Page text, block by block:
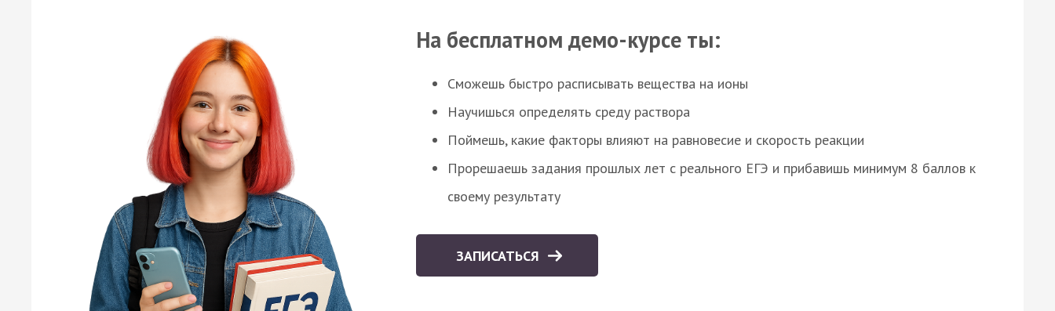
На бесплатном демо-курсе ты:
Сможешь быстро расписывать вещества на ионы
Научишься определять среду раствора
Поймешь, какие факторы влияют на равновесие и скорость реакции
Прорешаешь задания прошлых лет с реального ЕГЭ и прибавишь минимум 8 баллов к
своему результату
ЗАПИСАТЬСЯ